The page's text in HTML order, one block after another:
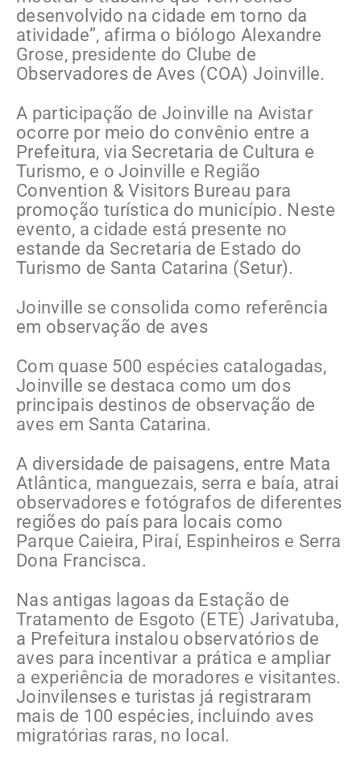
desenvolvido na cidade em torno da
atividade”, afirma o biólogo Alexandre
Grose, presidente do Clube de
Observadores de Aves (COA) Joinville.
A participação de Joinville na Avistar
ocorre por meio do convênio entre a
Prefeitura, via Secretaria de Cultura e
Turismo, e o Joinville e Região
Convention & Visitors Bureau para
promoção turística do município. Neste
evento, a cidade está presente no
estande da Secretaria de Estado do
Turismo de Santa Catarina (Setur).
Joinville se consolida como referência
em observação de aves
Com quase 500 espécies catalogadas,
Joinville se destaca como um dos
principais destinos de observação de
aves em Santa Catarina.
A diversidade de paisagens, entre Mata
Atlântica, manguezais, serra e baía, atrai
observadores e fotógrafos de diferentes
regiões do país para locais como
Parque Caieira, Piraí, Espinheiros e Serra
Dona Francisca.
Nas antigas lagoas da Estação de
Tratamento de Esgoto (ETE) Jarivatuba,
a Prefeitura instalou observatórios de
aves para incentivar a prática e ampliar
a experiência de moradores e visitantes.
Joinvilenses e turistas já registraram
mais de 100 espécies, incluindo aves
migratórias raras, no local.